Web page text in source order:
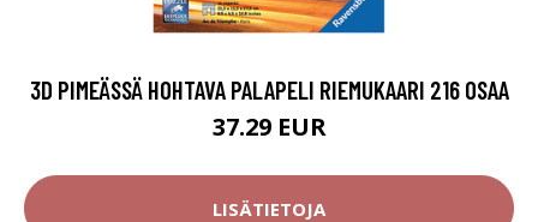
3D PIMEÄSSÄ HOHTAVA PALAPELI RIEMUKAARI 216 OSAA
37.29 EUR
LISÄTIETOJA